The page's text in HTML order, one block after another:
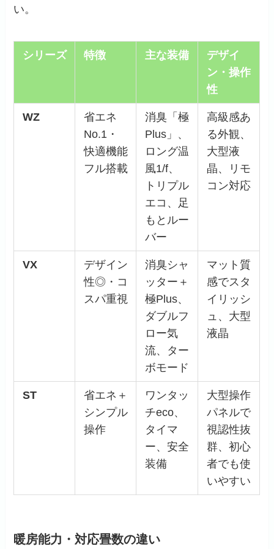
い。
シリーズ 特徴 主な装備
デザイ
ン・操作
性
WZ
省エネ
No.1・
快適機能
フル搭載
消臭「極
Plus」、
ロング温
風1/f、
トリプル
エコ、足
もとルー
バー
高級感あ
る外観、
大型液
晶、リモ
コン対応
VX
デザイン
性◎・コ
スパ重視
消臭シャ
ッター＋
極Plus、
ダブルフ
ロー気
流、ター
ボモード
マット質
感でスタ
イリッシ
ュ、大型
液晶
ST
省エネ＋
シンプル
操作
ワンタッ
チeco、
タイマ
ー、安全
装備
大型操作
パネルで
視認性抜
群、初心
者でも使
いやすい
暖房能力・対応畳数の違い